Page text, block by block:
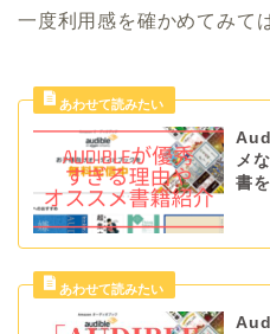
一度利用感を確かめてみて
メ
書